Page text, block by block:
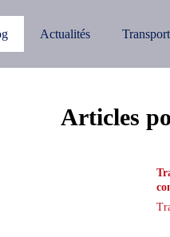
Actualités
Articles